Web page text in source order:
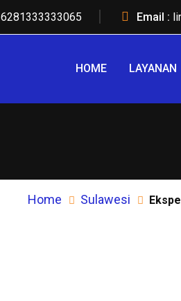
6281333333065 Email :
HOME LAYANAN
Home Sulawesi